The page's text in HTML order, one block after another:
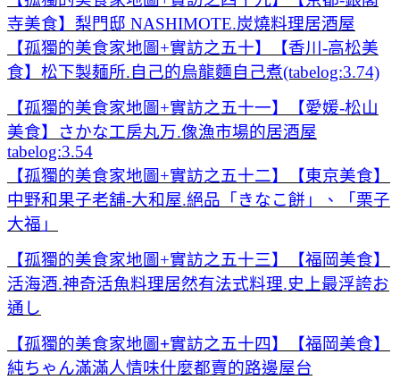
寺美食】梨門邸 NASHIMOTE.炭燒料理居酒屋
【孤獨的美食家地圖+實訪之五十】【香川-高松美
食】松下製麺所.自己的烏龍麵自己煮(tabelog:3.74)
【孤獨的美食家地圖+實訪之五十一】【愛媛-松山
美食】さかな工房丸万.像漁市場的居酒屋
tabelog:3.54
【孤獨的美食家地圖+實訪之五十二】【東京美食】
中野和果子老舖-大和屋.絕品「きなこ餅」、「栗子
大福」
【孤獨的美食家地圖+實訪之五十三】【福岡美食】
活海酒.神奇活魚料理居然有法式料理.史上最浮誇お
通し
【孤獨的美食家地圖+實訪之五十四】【福岡美食】
純ちゃん滿滿人情味什麼都賣的路邊屋台